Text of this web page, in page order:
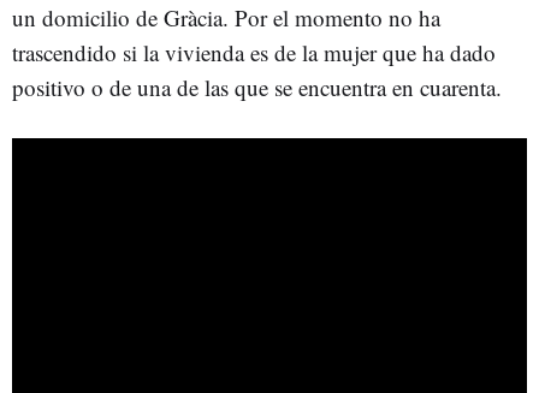
un domicilio de Gràcia. Por el momento no ha
trascendido si la vivienda es de la mujer que ha dado
positivo o de una de las que se encuentra en cuarenta.